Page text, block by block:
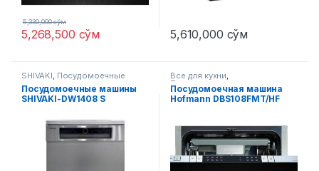
5,268,500 сўм
5,330,000сўм
5,610,000 сўм
SHIVAKI, Посудомоечные
машины
Посудомоечные машины
SHIVAKI-DW1408 S
Все для кухни,
Посудомоечные машины
Посудомоечная машина
Hofmann DBS108FMT/HF